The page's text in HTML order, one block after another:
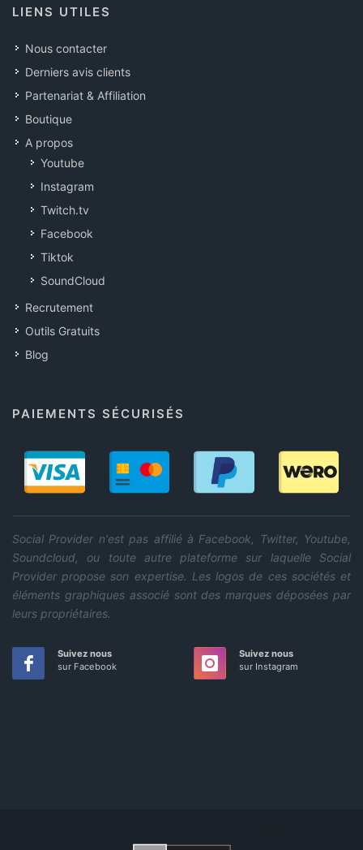
LIENS UTILES
Nous contacter
Derniers avis clients
Partenariat & Affiliation
Boutique
A propos
Youtube
Instagram
Twitch.tv
Facebook
Tiktok
SoundCloud
Recrutement
Outils Gratuits
Blog
PAIEMENTS SÉCURISÉS
Social Provider n'est pas affilié à Facebook, Twitter, Youtube,
Soundcloud, ou toute autre plateforme sur laquelle Social
Provider propose son expertise. Les logos de ces sociétés et
éléments graphiques associé sont des marques déposées par
leurs propriétaires.
Suivez nous
sur Facebook
Suivez nous
sur Instagram